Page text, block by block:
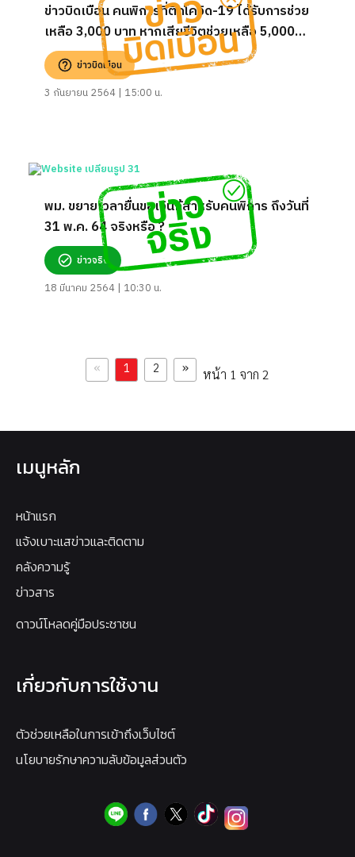
ข่าวบิดเบือน คนพิการที่ติดโควิด-19 ได้รับการช่วย
เหลือ 3,000 บาท หากเสียชีวิตช่วยเหลือ 5,000
บาท และช่วยถุงยังชีพชุดละ 550 บาท
ข่าวบิดเบือน
3 กันยายน 2564 | 15:00 น.
พม. ขยายเวลายื่นขอเงินกู้สำหรับคนพิการ ถึงวันที่
31 พ.ค. 64 จริงหรือ ?
ข่าวจริง
18 มีนาคม 2564 | 10:30 น.
« 1 2 » หน้า 1 จาก 2
เมนูหลัก
หน้าแรก
แจ้งเบาะแสข่าวและติดตาม
คลังความรู้
ข่าวสาร
ดาวน์โหลดคู่มือประชาชน
เกี่ยวกับการใช้งาน
ตัวช่วยเหลือในการเข้าถึงเว็บไซต์
นโยบายรักษาความลับข้อมูลส่วนตัว